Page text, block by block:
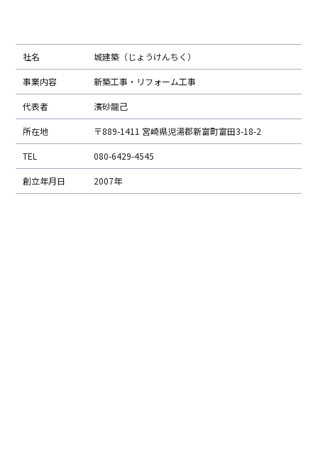
社名 城建築（じょうけんちく）
事業内容 新築工事・リフォーム工事
代表者 濱砂龍己
所在地 〒889-1411 宮崎県児湯郡新富町富田3-18-2
TEL 080-6429-4545
創立年月日 2007年